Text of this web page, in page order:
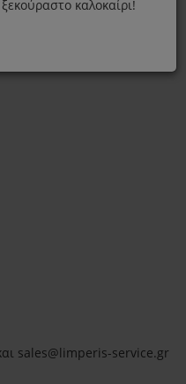
sales@limperis-service.gr
καλοκαίρι!